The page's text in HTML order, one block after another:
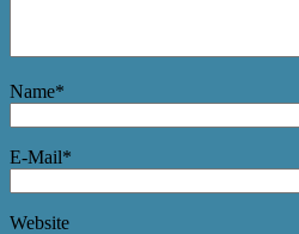
Name*
E-Mail*
Website